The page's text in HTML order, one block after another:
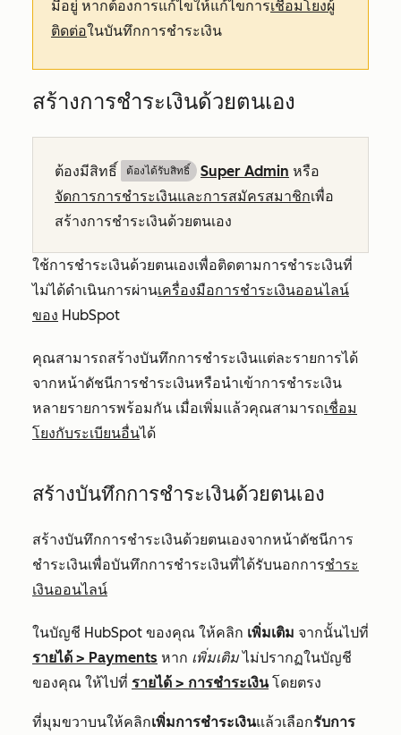
มีอยู่ หากต้องการแก้ไขให้แก้ไขการเชื่อมโยงผู้
ติดต่อในบันทึกการชำระเงิน
สร้างการชำระเงินด้วยตนเอง
ต้องมีสิทธิ์ ต้องได้รับสิทธิ์​ Super Admin หรือ
จัดการการชำระเงินและการสมัครสมาชิกเพื่อ
สร้างการชำระเงินด้วยตนเอง
ใช้การชำระเงินด้วยตนเองเพื่อติดตามการชำระเงินที่
ไม่ได้ดำเนินการผ่านเครื่องมือการชำระเงินออนไลน์
ของ HubSpot
คุณสามารถสร้างบันทึกการชำระเงินแต่ละรายการได้
จากหน้าดัชนีการชำระเงินหรือนำเข้าการชำระเงิน
หลายรายการพร้อมกัน เมื่อเพิ่มแล้วคุณสามารถเชื่อม
โยงกับระเบียนอื่นได้
สร้างบันทึกการชำระเงินด้วยตนเอง
สร้างบันทึกการชำระเงินด้วยตนเองจากหน้าดัชนีการ
ชำระเงินเพื่อบันทึกการชำระเงินที่ได้รับนอกการชำระ
เงินออนไลน์
ในบัญชี HubSpot ของคุณ ให้คลิก เพิ่มเติม จากนั้นไปที่
รายได้ > Payments หาก เพิ่มเติมไม่ปรากฏในบัญชี
ของคุณ ให้ไปที่ รายได้ > การชำระเงินโดยตรง
ที่มุมขวาบนให้คลิกเพิ่มการชำระเงินแล้วเลือกรับการ